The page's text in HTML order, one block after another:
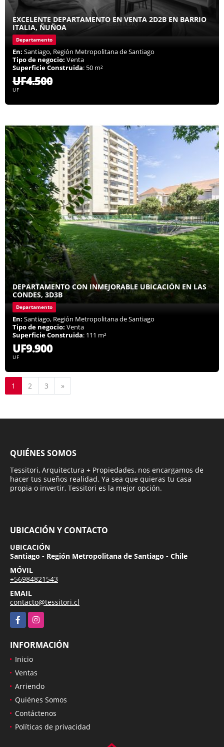
EXCELENTE DEPARTAMENTO EN VENTA 2D2B EN BARRIO
ITALIA, ÑUÑOA
Departamento
En: Santiago, Región Metropolitana de Santiago
Tipo de negocio: Venta
Superficie Construida: 50 m²
UF4.500
UF
DEPARTAMENTO CON INMEJORABLE UBICACIÓN EN LAS
CONDES, 3D3B
Departamento
En: Santiago, Región Metropolitana de Santiago
Tipo de negocio: Venta
Superficie Construida: 111 m²
UF9.900
UF
1 2 3 »
QUIÉNES SOMOS
Tessitori, Arquitectura + Propiedades, nos encargamos de
hacer tus sueños realidad. Ya sea que quieras tu casa
propia o invertir, Tessitori es la mejor opción.
UBICACIÓN Y CONTACTO
UBICACIÓN
Santiago - Región Metropolitana de Santiago - Chile
MÓVIL
+56984821543
EMAIL
contacto@tessitori.cl
FacebookInstagram
INFORMACIÓN
Inicio
Ventas
Arriendo
Quiénes Somos
Contáctenos
Políticas de privacidad